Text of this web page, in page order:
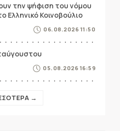
την ψήφιση του νόμου
Ελληνικό Κοινοβούλιο
06.08.2026 11:50
05.08.2026 16:59
→